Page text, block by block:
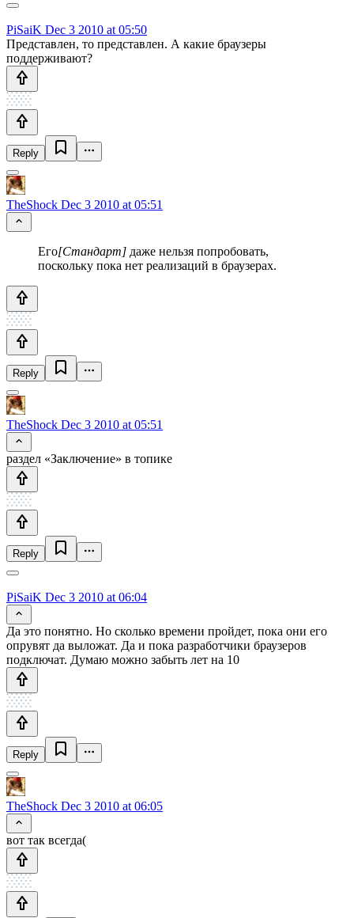
PiSaiK Dec 3 2010 at 05:50
Представлен, то представлен. А какие браузеры
поддерживают?
Reply
TheShock Dec 3 2010 at 05:51
Его[Стандарт] даже нельзя попробовать,
поскольку пока нет реализаций в браузерах.
Reply
TheShock Dec 3 2010 at 05:51
раздел «Заключение» в топике
Reply
PiSaiK Dec 3 2010 at 06:04
Да это понятно. Но сколько времени пройдет, пока они его
опрувят да выложат. Да и пока разработчики браузеров
подключат. Думаю можно забыть лет на 10
Reply
TheShock Dec 3 2010 at 06:05
вот так всегда(